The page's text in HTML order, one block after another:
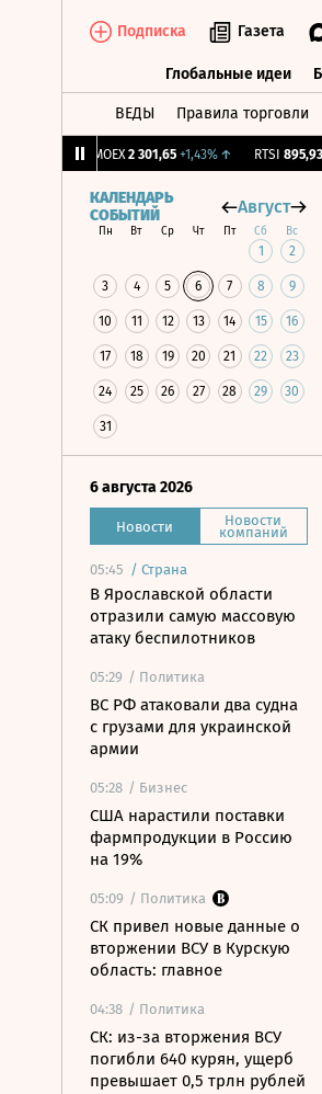
Подписка Газета
Глобальные идеи
ВЕДЫ Правила торговли
IMOEX 2 301,65 +1,43%↑ RTSI 895,93
КАЛЕНДАРЬ
СОБЫТИЙ
Август
Пн Вт Ср Чт Пт Сб Вс
1 2
3 4 5 6 7 8 9
10 11 12 13 14 15 16
17 18 19 20 21 22 23
24 25 26 27 28 29 30
31
6 августа 2026
Новости Новости
компаний
05:45 / Страна
В Ярославской области
отразили самую массовую
атаку беспилотников
05:29 / Политика
ВС РФ атаковали два судна
с грузами для украинской
армии
05:28 / Бизнес
США нарастили поставки
фармпродукции в Россию
на 19%
05:09 / Политика
СК привел новые данные о
вторжении ВСУ в Курскую
область: главное
04:38 / Политика
СК: из-за вторжения ВСУ
погибли 640 курян, ущерб
превышает 0,5 трлн рублей